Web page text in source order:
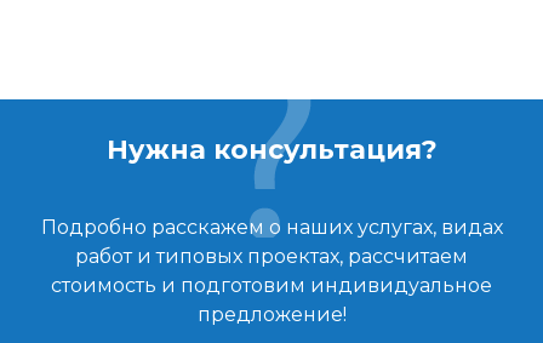
Нужна консультация?
Подробно расскажем о наших услугах, видах
работ и типовых проектах, рассчитаем
стоимость и подготовим индивидуальное
предложение!